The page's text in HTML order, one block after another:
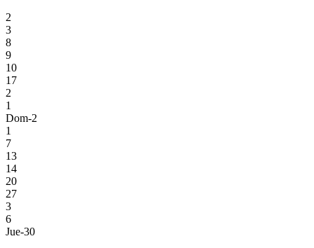
2
3
8
9
10
17
2
1
Dom-2
1
7
13
14
20
27
3
6
Jue-30